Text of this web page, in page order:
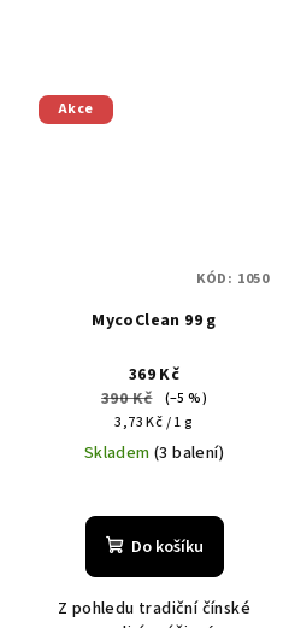
Akce
MycoClean 99 g
369 Kč
390 Kč
(–5 %)
Měrná
cena:
3,73 Kč / 1 g
Skladem(3 balení)
Do košíku
Z pohledu tradiční čínské
KÓD: 1050